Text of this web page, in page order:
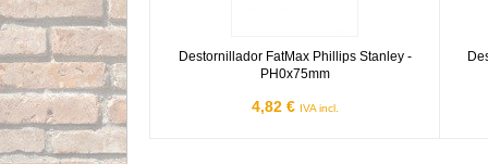
Destornillador FatMax Phillips Stanley -
PH0x75mm
4,82 € IVA incl.